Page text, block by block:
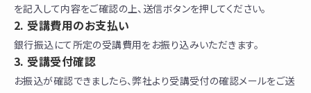
を記入して内容をご確認の上、送信ボタンを押してください。
受講費用のお支払い
銀行振込にて所定の受講費用をお振り込みいただきます。
受講受付確認
お振込が確認できましたら、弊社より受講受付の確認メールをご送